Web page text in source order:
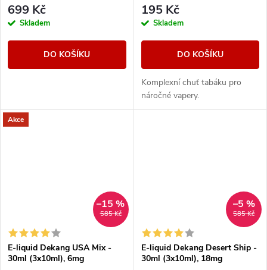
699 Kč
Skladem
DO KOŠÍKU
195 Kč
Skladem
DO KOŠÍKU
Komplexní chuť tabáku pro
náročné vapery.
Akce
585 Kč
–15 %
E-liquid Dekang USA Mix -
30ml (3x10ml), 6mg
585 Kč
–5 %
E-liquid Dekang Desert Ship -
30ml (3x10ml), 18mg